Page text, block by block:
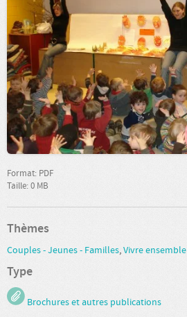
Format: PDF
Taille: 0 MB
Thèmes
Couples - Jeunes - Familles,Vivre ensemble
Type
Brochures et autres publications